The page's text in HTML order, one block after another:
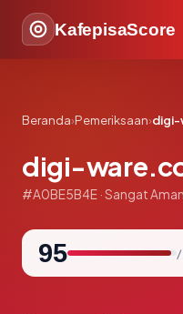
KafepisaScore
Beranda›Pemeriksaan›digi-
digi-
#A0BE5B4E · Sangat Aman
95 /